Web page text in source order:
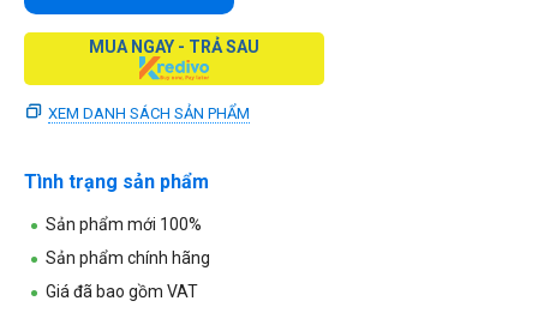
MUA NGAY - TRẢ SAU
XEM DANH SÁCH SẢN PHẨM
Tình trạng sản phẩm
Sản phẩm mới 100%
Sản phẩm chính hãng
Giá đã bao gồm VAT